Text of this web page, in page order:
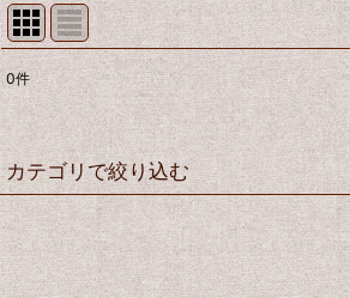
表示数:
並び順:
0件
カテゴリで絞り込む
劇作家・舞台人（外国） (全商品)
イプセン